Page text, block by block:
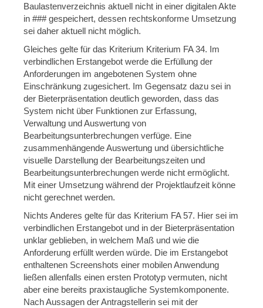
Baulastenverzeichnis aktuell nicht in einer digitalen Akte
in ### gespeichert, dessen rechtskonforme Umsetzung
sei daher aktuell nicht möglich.
Gleiches gelte für das Kriterium Kriterium FA 34. Im
verbindlichen Erstangebot werde die Erfüllung der
Anforderungen im angebotenen System ohne
Einschränkung zugesichert. Im Gegensatz dazu sei in
der Bieterpräsentation deutlich geworden, dass das
System nicht über Funktionen zur Erfassung,
Verwaltung und Auswertung von
Bearbeitungsunterbrechungen verfüge. Eine
zusammenhängende Auswertung und übersichtliche
visuelle Darstellung der Bearbeitungszeiten und
Bearbeitungsunterbrechungen werde nicht ermöglicht.
Mit einer Umsetzung während der Projektlaufzeit könne
nicht gerechnet werden.
Nichts Anderes gelte für das Kriterium FA 57. Hier sei im
verbindlichen Erstangebot und in der Bieterpräsentation
unklar geblieben, in welchem Maß und wie die
Anforderung erfüllt werden würde. Die im Erstangebot
enthaltenen Screenshots einer mobilen Anwendung
ließen allenfalls einen ersten Prototyp vermuten, nicht
aber eine bereits praxistaugliche Systemkomponente.
Nach Aussagen der Antragstellerin sei mit der